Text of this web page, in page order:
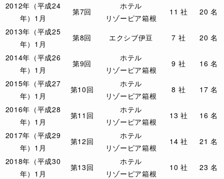
2012年（平成24
年）1月
第7回
ホテル
リゾーピア箱根
11 社
20 名
2013年（平成25
年）1月
第8回 エクシブ伊豆 7 社
20 名
2014年（平成26
年）1月
第9回
ホテル
リゾーピア箱根
9 社
16 名
2015年（平成27
年）1月
第10回
ホテル
リゾーピア箱根
8 社
17 名
2016年（平成28
年）1月
第11回
ホテル
リゾーピア箱根
13 社
16 名
2017年（平成29
年）1月
第12回
ホテル
リゾーピア箱根
14 社
21 名
2018年（平成30
年）1月
第13回
ホテル
リゾーピア箱根
10 社
23 名